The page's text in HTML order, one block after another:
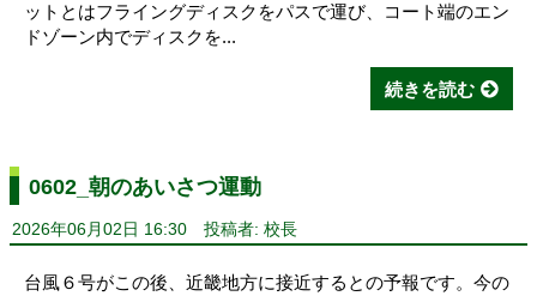
ットとはフライングディスクをパスで運び、コート端のエン
ドゾーン内でディスクを...
続きを読む
0602_朝のあいさつ運動
2026年06月02日 16:30 投稿者: 校長
台風６号がこの後、近畿地方に接近するとの予報です。今の